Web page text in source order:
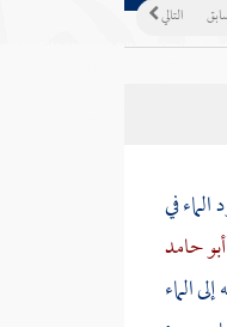
التالي
في
أبو حامد
الماء